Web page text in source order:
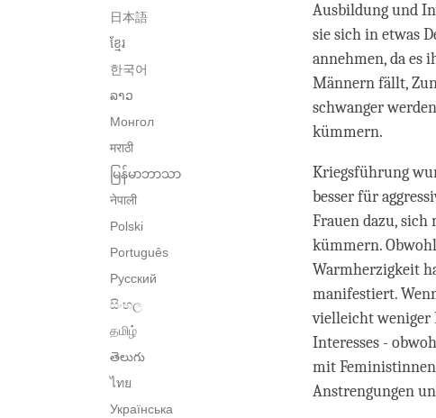
日本語
ខ្មែរ
한국어
ລາວ
Монгол
मराठी
မြန်မာဘာသာ
नेपाली
Polski
Português
Русский
සිංහල
தமிழ்
తెలుగు
ไทย
Українська
Ausbildung und
sie sich in etwas
annehmen, da es
Männern fällt,
schwanger
kümmern.
Kriegsführung
besser für
Frauen dazu, sich
kümmern.
Warmherzigkeit
manifestiert.
vielleicht weniger
Interesses -
mit
Anstrengungen